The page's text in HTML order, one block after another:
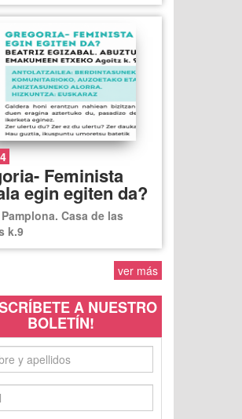
Feminista
egin egiten da?
Casa de las
k.9
ver más
A NUESTRO
BOLETÍN!